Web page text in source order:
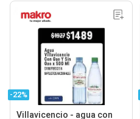
-22%
Villavicencio - agua con